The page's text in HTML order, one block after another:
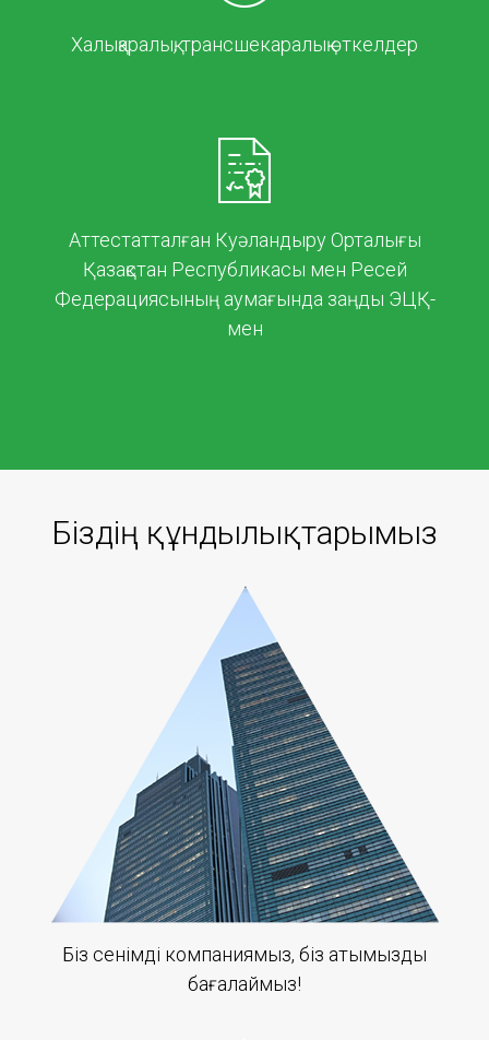
Халықаралық, трансшекаралық өткелдер
Аттестатталған Куәландыру Орталығы
Қазақстан Республикасы мен Ресей
Федерациясының аумағында заңды ЭЦҚ-
мен
Біздің құндылықтарымыз
Біз сенімді компаниямыз, біз атымызды
бағалаймыз!